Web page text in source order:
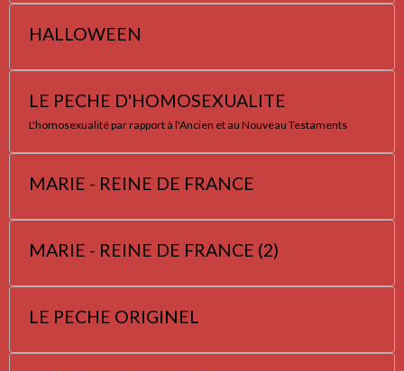
HALLOWEEN
LE PECHE D'HOMOSEXUALITE
L'homosexualité par rapport à l'Ancien et au Nouveau Testaments
MARIE - REINE DE FRANCE
MARIE - REINE DE FRANCE (2)
LE PECHE ORIGINEL